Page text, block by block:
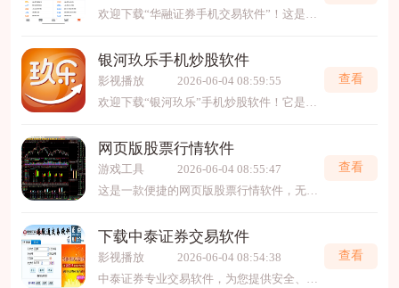
欢迎下载“华融证券手机交易软件”！这是华融证券推出的便捷、安全的手机交易平台，帮助您随时随地轻松管理您的投资账户。软件操作简单，界面友好，支持实时行情、资金查询、股票交
银河玖乐手机炒股软件
影视播放
2026-06-04 08:59:55
欢迎下载“银河玖乐”手机炒股软件！它是一款功能齐全的专业炒股工具，为您提供实时行情、智能预警和快速交易服务。界面简洁易用，更有深度分析辅助决策，助您把握市场先机。无论您
查看
网页版股票行情软件
游戏工具
2026-06-04 08:55:47
这是一款便捷的网页版股票行情软件，无需下载安装，打开浏览器即可使用。它提供实时行情、清晰图表与关键数据，助您快速把握市场动态。无论电脑或手机，都能随时随地轻松访问，是您投
查看
下载中泰证券交易软件
影视播放
2026-06-04 08:54:38
查看